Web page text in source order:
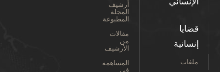
قضايا
إنسانية
ملفات
أرشيف
المجلة
المطبوعة
مقالات
من
الأرشيف
المساهمة
في